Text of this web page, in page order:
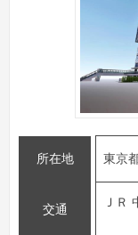
所在地 東京
交通
ＪＲ